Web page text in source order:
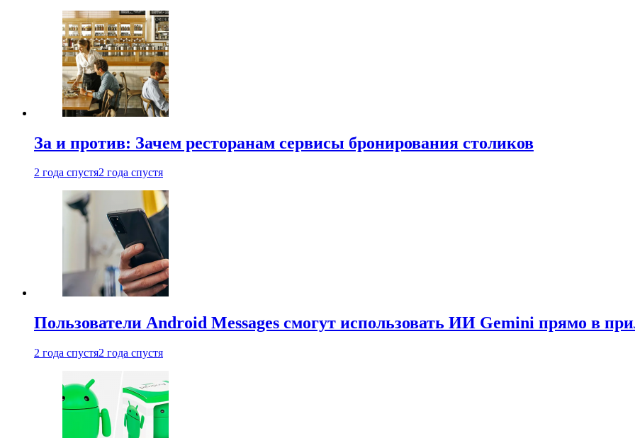
За и против: Зачем ресторанам сервисы бронирования столиков
2 года спустя2 года спустя
Пользователи Android Messages смогут использовать ИИ Gemini прямо в
2 года спустя2 года спустя